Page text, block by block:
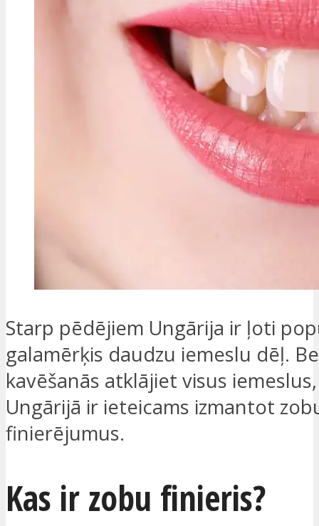
Starp pēdējiem Ungārija ir ļoti
galamērķis daudzu iemeslu dēļ.
kavēšanās atklājiet visus
Ungārijā ir ieteicams izmantot
finierējumus.
Kas ir zobu finieris?